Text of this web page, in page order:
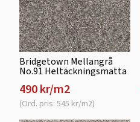
Bridgetown Mellangrå
No.91 Heltäckningsmatta
490 kr/m2
(Ord. pris: 545 kr/m2)